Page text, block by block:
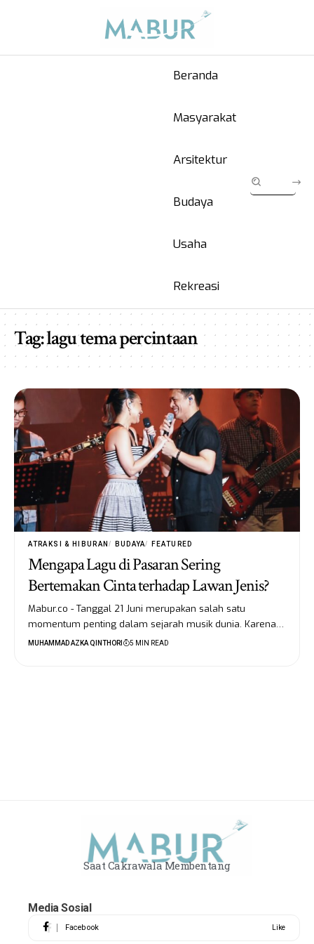
Beranda
Masyarakat
Arsitektur
Budaya
Usaha
Rekreasi
Tag:lagu tema percintaan
ATRAKSI & HIBURAN BUDAYA FEATURED
Mengapa Lagu di Pasaran Sering
Bertemakan Cinta terhadap Lawan Jenis?
Mabur.co - Tanggal 21 Juni merupakan salah satu
momentum penting dalam sejarah musik dunia. Karena…
MUHAMMAD AZKA QINTHORI 5 MIN READ
Saat Cakrawala Membentang
Media Sosial
Facebook Like